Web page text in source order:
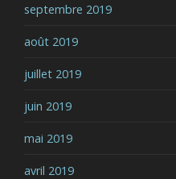
septembre 2019
août 2019
juillet 2019
juin 2019
mai 2019
avril 2019